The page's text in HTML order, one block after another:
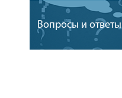
Вопросы и ответы